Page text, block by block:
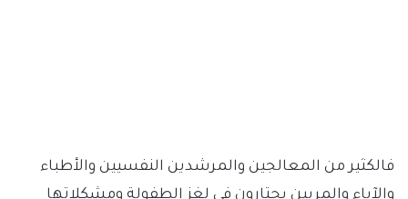
فالكثير من المعالجين والمرشدين النفسيين والأطباء